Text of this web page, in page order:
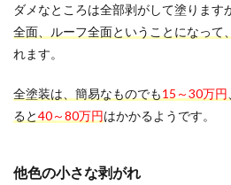
ダメなところは全部剥がして塗ります
全面、ルーフ全面ということになって、
れます。
全塗装は、簡易なものでも15～30万円
ると40～80万円はかかるようです。
他色の小さな剥がれ